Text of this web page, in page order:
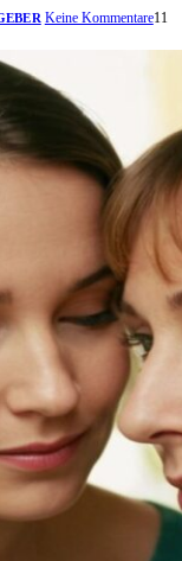
Keine Kommentare11